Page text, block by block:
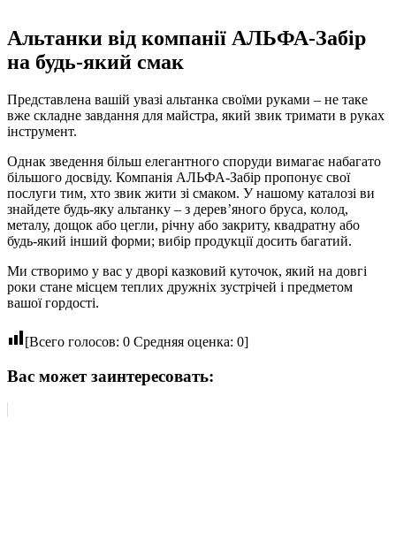
Альтанки від компанії АЛЬФА-Забір
на будь-який смак
Представлена вашій увазі альтанка своїми руками – не таке
вже складне завдання для майстра, який звик тримати в руках
інструмент.
Однак зведення більш елегантного споруди вимагає набагато
більшого досвіду. Компанія АЛЬФА-Забір пропонує свої
послуги тим, хто звик жити зі смаком. У нашому каталозі ви
знайдете будь-яку альтанку – з дерев’яного бруса, колод,
металу, дощок або цегли, річну або закриту, квадратну або
будь-який інший форми; вибір продукції досить багатий.
Ми створимо у вас у дворі казковий куточок, який на довгі
роки стане місцем теплих дружніх зустрічей і предметом
вашої гордості.
[Всего голосов: 0 Средняя оценка: 0]
Вас может заинтересовать: